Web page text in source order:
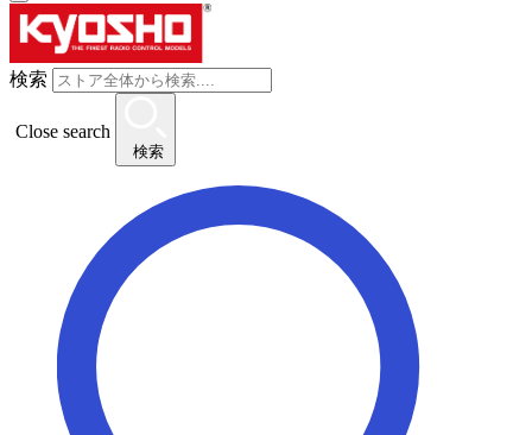
検索
Close search
検索